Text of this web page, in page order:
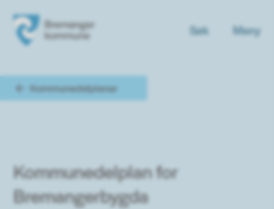
Søk Meny
Du er her:Kommunedelplanar
Kommunedelplan for
Bremangerbygda